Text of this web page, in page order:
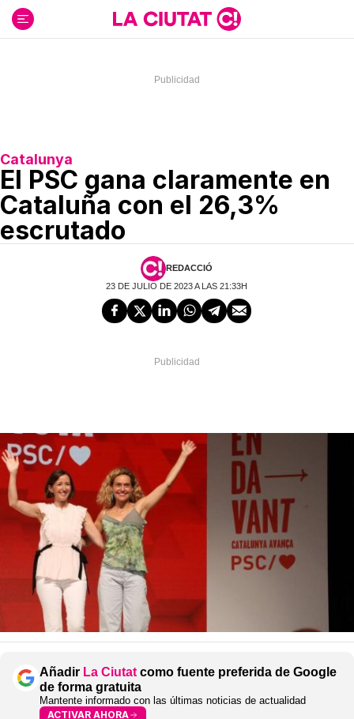
contenido
Catalunya
El PSC gana claramente en
Cataluña con el 26,3%
escrutado
REDACCIÓ
23 DE JULIO DE 2023 A LAS 21:33H
Añadir La Ciutat como fuente preferida de Google
de forma gratuita
Mantente informado con las últimas noticias de actualidad
ACTIVAR AHORA